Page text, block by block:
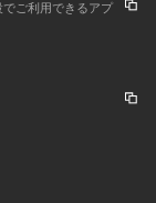
ご利用できるアプ